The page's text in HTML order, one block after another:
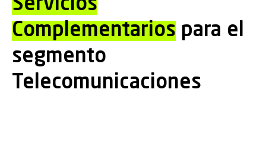
Servicios
Complementarios para el
segmento
Telecomunicaciones